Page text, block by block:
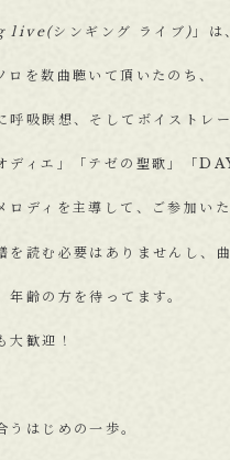
シンギング ライブ)」は、
ロを数曲聴いて頂いたのち、
呼吸瞑想、そしてボイストレ
ディエ」「テゼの聖歌」「
ロディを主導して、ご参加い
を読む必要はありませんし、
年齢の方を待ってます。
大歓迎！
うはじめの一歩。